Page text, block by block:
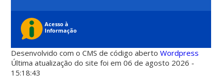
Desenvolvido com o CMS de código abertoWordpress
Última atualização do site foi em 06 de agosto 2026 -
15:18:43